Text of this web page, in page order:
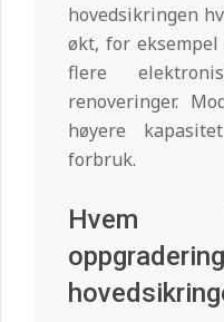
hovedsikringen
økt, for
flere
renoveringer.
høyere
forbruk.
Hvem